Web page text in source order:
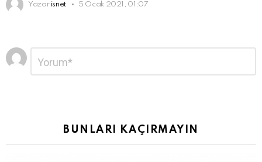
Yazar isnet 5 Ocak 2021, 01:07
Bir
yanıt
yazın
BUNLARI KAÇIRMAYIN